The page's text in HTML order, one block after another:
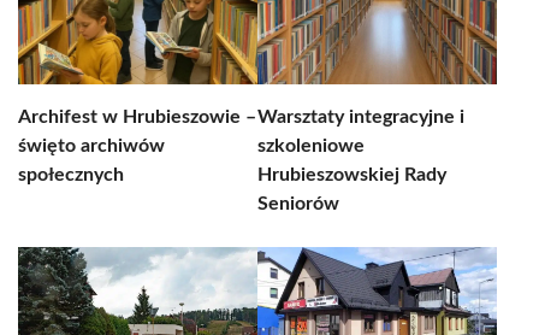
Archifest w Hrubieszowie –
święto archiwów
społecznych
Warsztaty integracyjne i
szkoleniowe
Hrubieszowskiej Rady
Seniorów